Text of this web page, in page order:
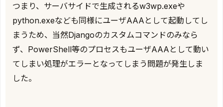
つまり、サーバサイドで生成されるw3wp.exeや
python.exeなども同様にユーザAAAとして起動してし
まうため、当然Djangoのカスタムコマンドのみなら
ず、PowerShell等のプロセスもユーザAAAとして動い
てしまい処理がエラーとなってしまう問題が発生しま
した。